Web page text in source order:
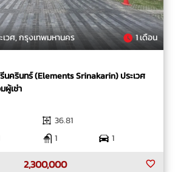
วศ, กรุงเทพมหานคร 1 เดือน
นครินทร์ (Elements Srinakarin) ประเวศ
ผู้เช่า
36.81
1
1
2,300,000